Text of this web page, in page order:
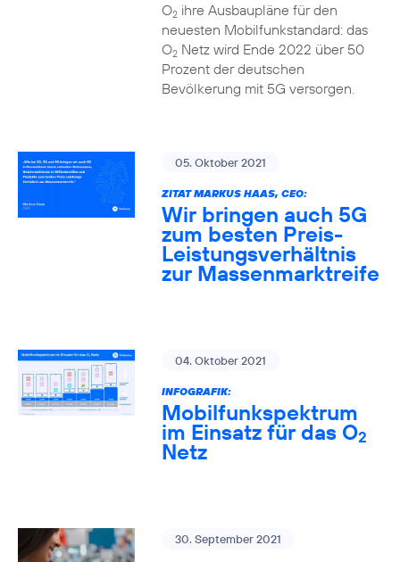
O2ihre Ausbaupläne für den
neuesten Mobilfunkstandard: das
O2Netz wird Ende 2022 über 50
Prozent der deutschen
Bevölkerung mit 5G versorgen.
05. Oktober 2021
ZITAT MARKUS HAAS, CEO:
Wir bringen auch 5G
zum besten Preis-
Leistungsverhältnis
zur Massenmarktreife
04. Oktober 2021
INFOGRAFIK:
Mobilfunkspektrum
im Einsatz für das O2
Netz
30. September 2021